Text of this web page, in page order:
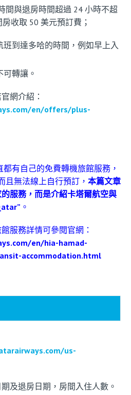
間與退房時間超過 24 小時不超
收取 50 美元預訂費；
到達多哈的時間，例如早上入
轉讓。
網介紹：
en/offers/plus-
有自己的免費轉機旅館服務，
且無法線上自行預訂， 本篇文章
服務，而是介紹卡塔爾航空與
。
服務詳情可參閱官網：
en/hia-hamad-
accommodation.html
us-
及退房日期，房間入住人數。